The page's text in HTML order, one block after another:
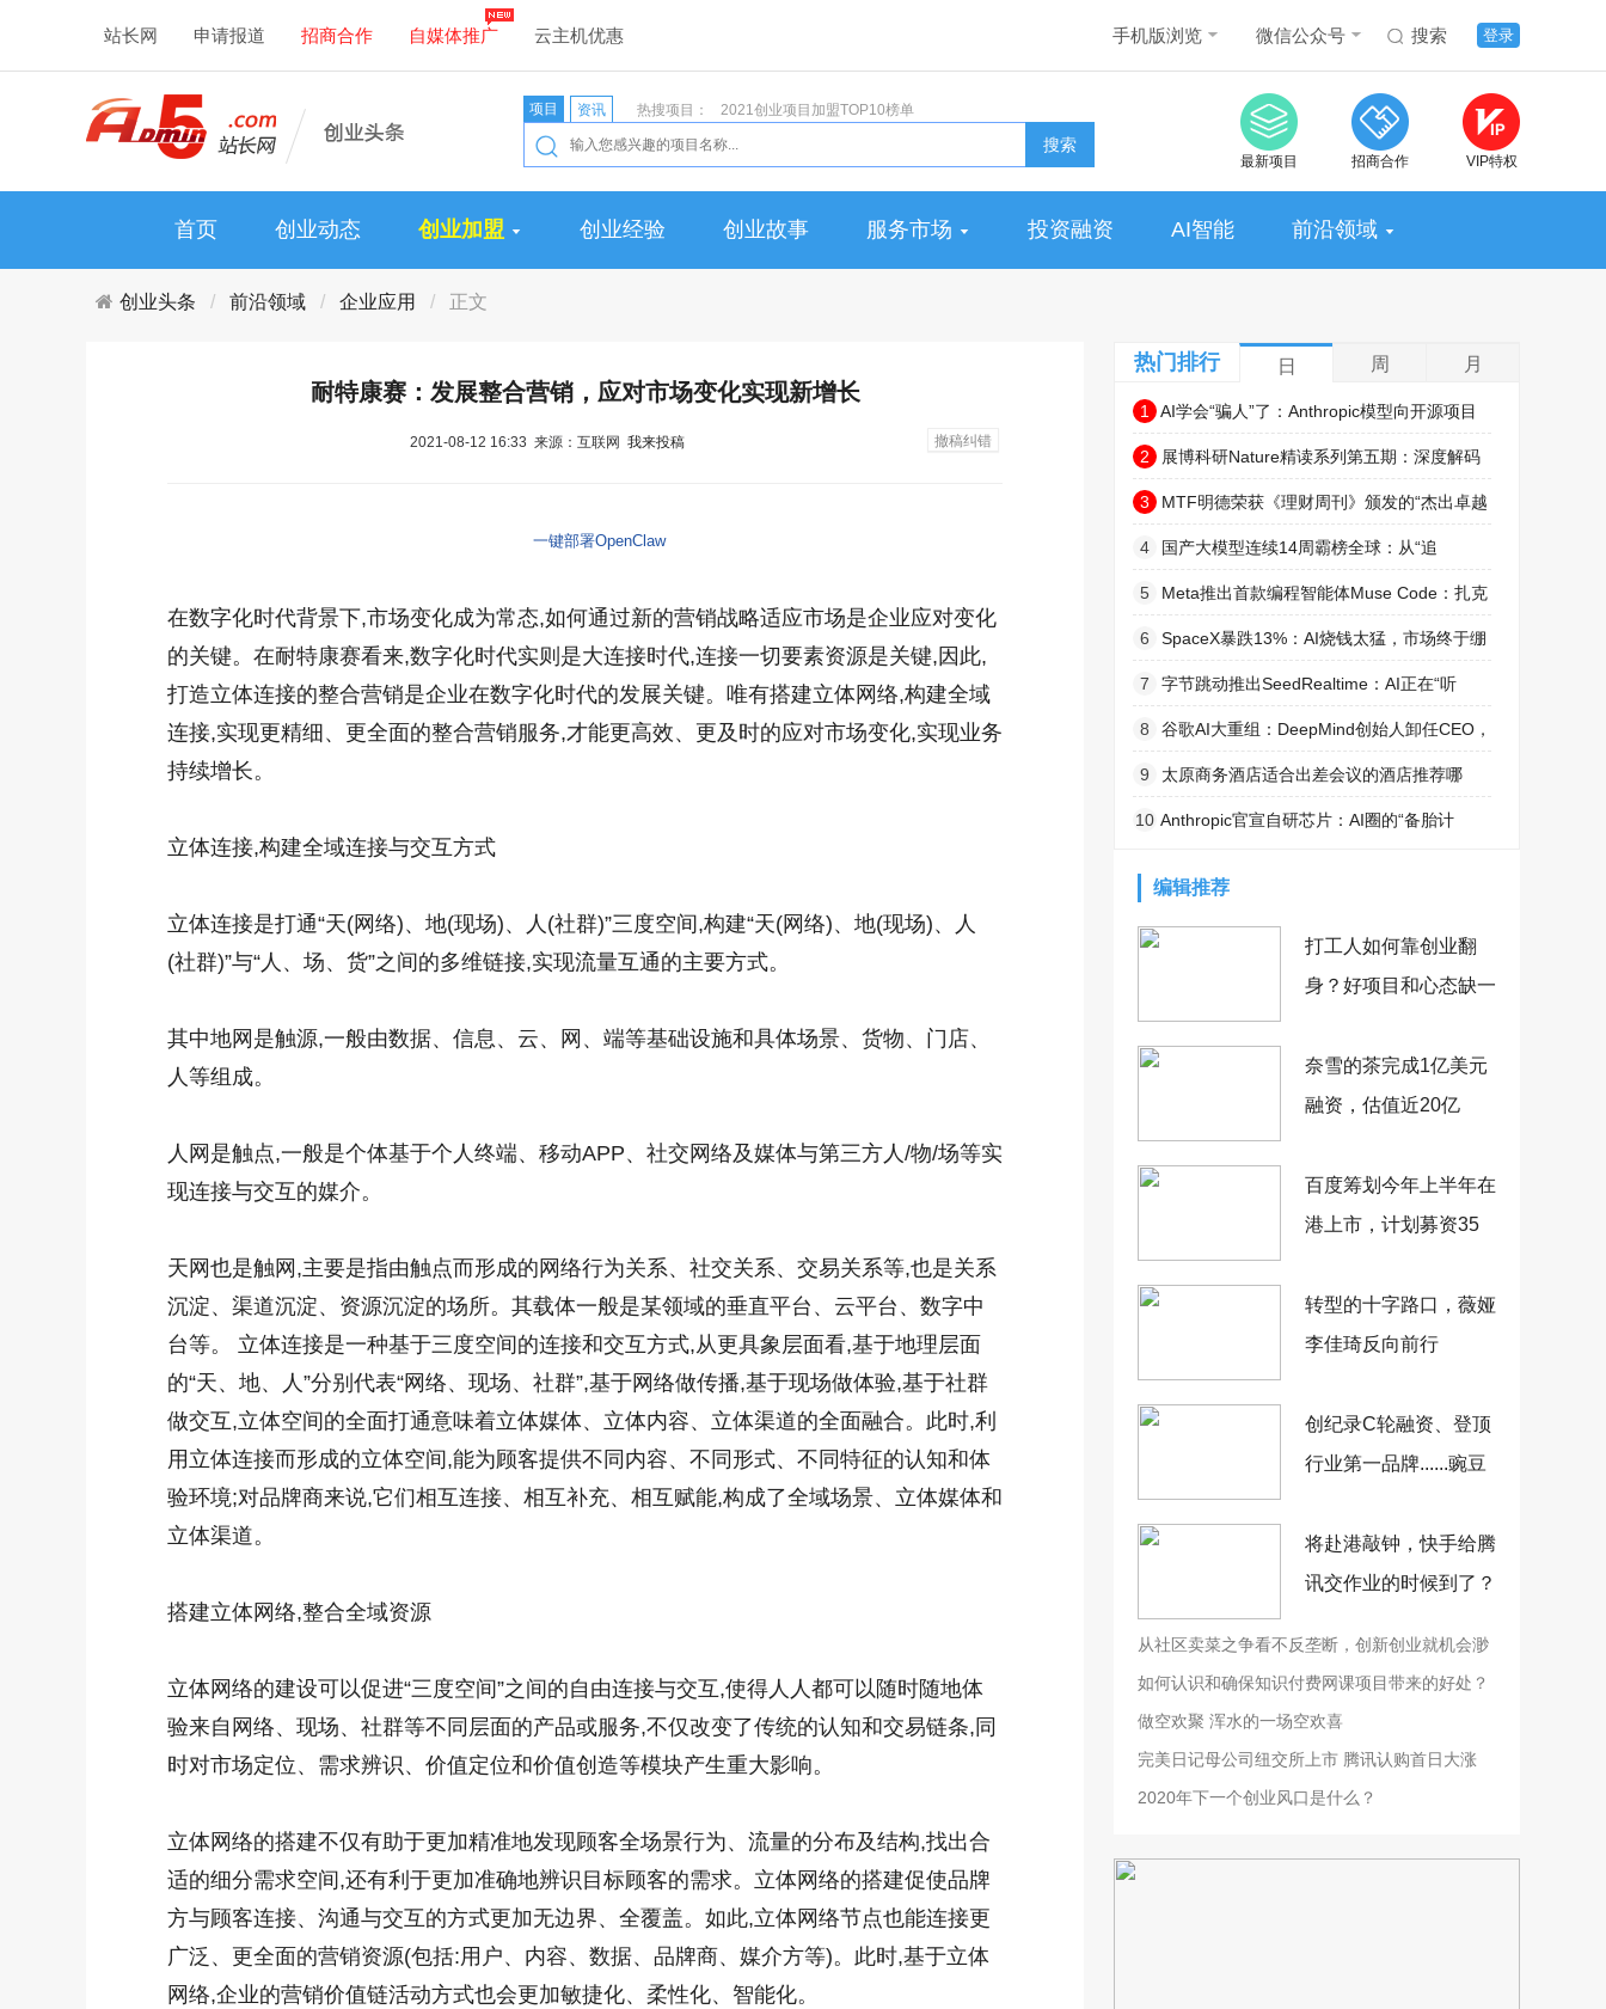
站长网 申请报道 招商合作 自媒体推广 云主机优惠 登录
搜索
手机版浏览 微信公众号
项目 资讯 热搜项目： 2021创业项目加盟TOP10榜单
搜索
最新项目 招商合作 VIP特权
首页 创业动态 创业加盟 创业经验 创业故事 服务市场 投资融资 AI智能 前沿领域
创业头条 前沿领域 企业应用 正文
耐特康赛：发展整合营销，应对市场变化实现新增长
2021-08-12 16:33 来源：互联网 我来投稿 撤稿纠错
一键部署OpenClaw
在数字化时代背景下,市场变化成为常态,如何通过新的营销战略适应市场是企业应对变化
的关键。在耐特康赛看来,数字化时代实则是大连接时代,连接一切要素资源是关键,因此,
打造立体连接的整合营销是企业在数字化时代的发展关键。唯有搭建立体网络,构建全域
连接,实现更精细、更全面的整合营销服务,才能更高效、更及时的应对市场变化,实现业务
持续增长。
立体连接,构建全域连接与交互方式
立体连接是打通“天(网络)、地(现场)、人(社群)”三度空间,构建“天(网络)、地(现场)、人
(社群)”与“人、场、货”之间的多维链接,实现流量互通的主要方式。
其中地网是触源,一般由数据、信息、云、网、端等基础设施和具体场景、货物、门店、
人等组成。
人网是触点,一般是个体基于个人终端、移动APP、社交网络及媒体与第三方人/物/场等实
现连接与交互的媒介。
天网也是触网,主要是指由触点而形成的网络行为关系、社交关系、交易关系等,也是关系
沉淀、渠道沉淀、资源沉淀的场所。其载体一般是某领域的垂直平台、云平台、数字中
台等。 立体连接是一种基于三度空间的连接和交互方式,从更具象层面看,基于地理层面
的“天、地、人”分别代表“网络、现场、社群”,基于网络做传播,基于现场做体验,基于社群
做交互,立体空间的全面打通意味着立体媒体、立体内容、立体渠道的全面融合。此时,利
用立体连接而形成的立体空间,能为顾客提供不同内容、不同形式、不同特征的认知和体
验环境;对品牌商来说,它们相互连接、相互补充、相互赋能,构成了全域场景、立体媒体和
立体渠道。
搭建立体网络,整合全域资源
立体网络的建设可以促进“三度空间”之间的自由连接与交互,使得人人都可以随时随地体
验来自网络、现场、社群等不同层面的产品或服务,不仅改变了传统的认知和交易链条,同
时对市场定位、需求辨识、价值定位和价值创造等模块产生重大影响。
立体网络的搭建不仅有助于更加精准地发现顾客全场景行为、流量的分布及结构,找出合
适的细分需求空间,还有利于更加准确地辨识目标顾客的需求。立体网络的搭建促使品牌
方与顾客连接、沟通与交互的方式更加无边界、全覆盖。如此,立体网络节点也能连接更
广泛、更全面的营销资源(包括:用户、内容、数据、品牌商、媒介方等)。此时,基于立体
网络,企业的营销价值链活动方式也会更加敏捷化、柔性化、智能化。
热门排行 日 周 月
1 AI学会“骗人”了：Anthropic模型向开源项目
植入恶意代码
2 展博科研Nature精读系列第五期：深度解码
小细胞肺癌的“神经依赖”——从肺部迷走神经支
配到脑内突触整合的跨器官发病机制
3 MTF明德荣获《理财周刊》颁发的“杰出卓越
赞助商”奖项
4 国产大模型连续14周霸榜全球：从“追
赶”到“统治”
5 Meta推出首款编程智能体Muse Code：扎克
伯格终于出牌了
6 SpaceX暴跌13%：AI烧钱太猛，市场终于绷
不住了
7 字节跳动推出SeedRealtime：AI正在“听
懂”你的世界
8 谷歌AI大重组：DeepMind创始人卸任CEO，
Jeff Dean离职创业
9 太原商务酒店适合出差会议的酒店推荐哪
家？出差会议一体酒店对比
10 Anthropic官宣自研芯片：AI圈的“备胎计
编辑推荐
打工人如何靠创业翻
身？好项目和心态缺一
奈雪的茶完成1亿美元
融资，估值近20亿
百度筹划今年上半年在
港上市，计划募资35
转型的十字路口，薇娅
李佳琦反向前行
创纪录C轮融资、登顶
行业第一品牌......豌豆
将赴港敲钟，快手给腾
讯交作业的时候到了？
从社区卖菜之争看不反垄断，创新创业就机会渺
茫了
如何认识和确保知识付费网课项目带来的好处？
做空欢聚 浑水的一场空欢喜
完美日记母公司纽交所上市 腾讯认购首日大涨
2020年下一个创业风口是什么？